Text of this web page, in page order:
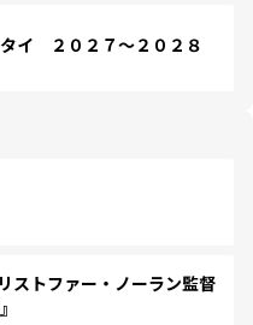
イ ２０２７～２０２８
ストファー・ノーラン監督